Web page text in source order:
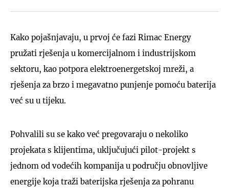
Kako pojašnjavaju, u prvoj će fazi Rimac Energy
pružati rješenja u komercijalnom i industrijskom
sektoru, kao potpora elektroenergetskoj mreži, a
rješenja za brzo i megavatno punjenje pomoću baterija
već su u tijeku.
Pohvalili su se kako već pregovaraju o nekoliko
projekata s klijentima, uključujući pilot-projekt s
jednom od vodećih kompanija u području obnovljive
energije koja traži baterijska rješenja za pohranu